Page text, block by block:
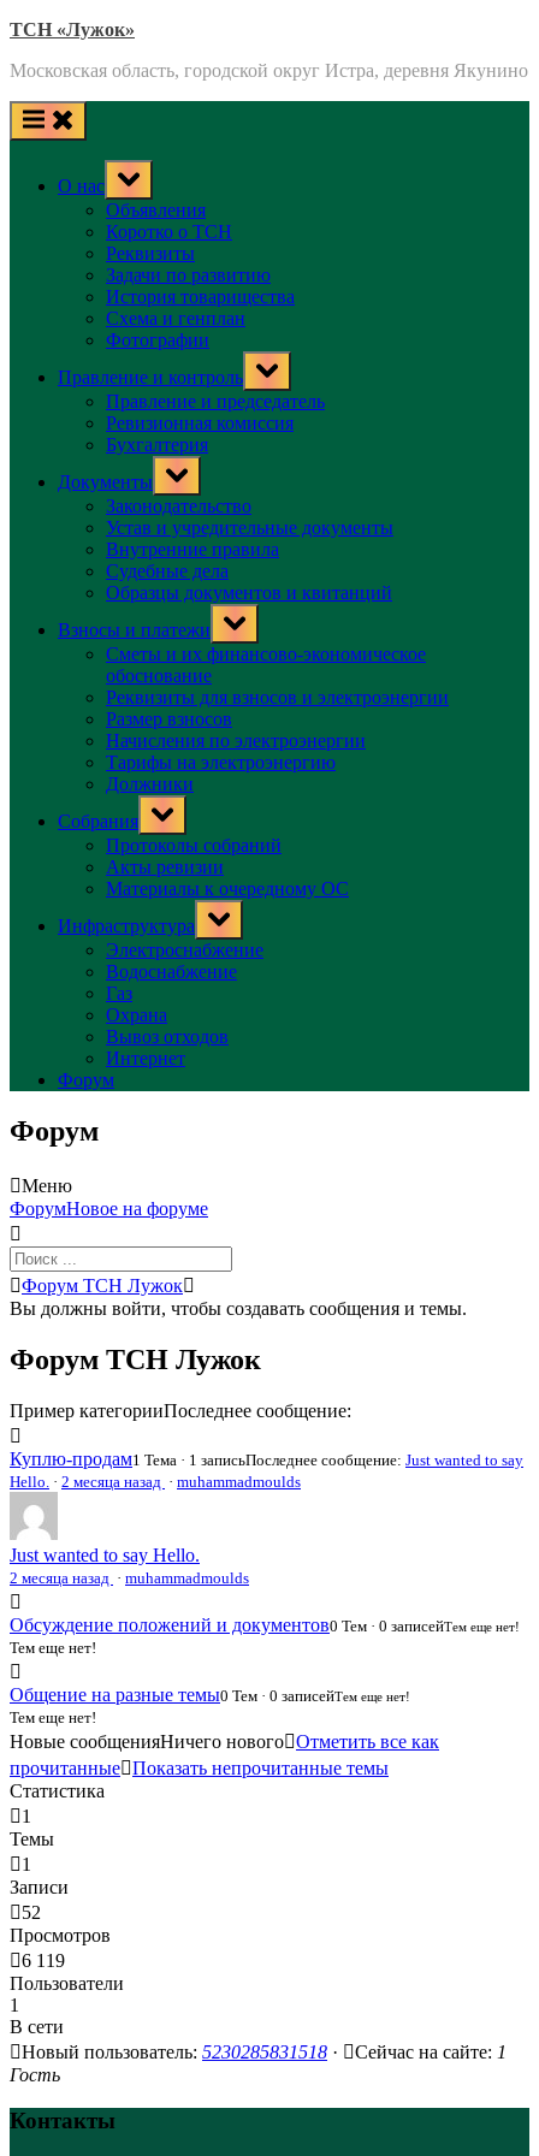
Skip
content
ТСН «Лужок»
Московская область, городской округ Истра, деревня Якунино
О нас
Toggle
sub-
menu
Объявления
Коротко о ТСН
Реквизиты
Задачи по развитию
История товарищества
Схема и генплан
Фотографии
Правление и контроль
Toggle
sub-
menu
Правление и председатель
Ревизионная комиссия
Бухгалтерия
Документы
Toggle
sub-
menu
Законодательство
Устав и учредительные документы
Внутренние правила
Судебные дела
Образцы документов и квитанций
Взносы и платежи
Toggle
sub-
menu
Сметы и их финансово-экономическое
обоснование
Реквизиты для взносов и электроэнергии
Размер взносов
Начисления по электроэнергии
Тарифы на электроэнергию
Должники
Собрания
Toggle
sub-
menu
Протоколы собраний
Акты ревизии
Материалы к очередному ОС
Инфраструктура
Toggle
sub-
menu
Электроснабжение
Водоснабжение
Газ
Охрана
Вывоз отходов
Интернет
Форум
Форум
Меню
Навигация
Форума
ФорумНовое на форуме
Форум
breadcrumbs
Вы
здесь:
Форум ТСН Лужок
Вы должны войти, чтобы создавать сообщения и темы.
Форум ТСН Лужок
Пример категорииПоследнее сообщение:
Куплю-продам1 Тема · 1 записьПоследнее сообщение: Just wanted to say
Hello. · 2 месяца назад · muhammadmoulds
Just wanted to say Hello.
2 месяца назад · muhammadmoulds
Обсуждение положений и документов0 Тем · 0 записейТем еще нет!
Тем еще нет!
Общение на разные темы0 Тем · 0 записейТем еще нет!
Тем еще нет!
Новые сообщенияНичего нового Отметить все как
прочитанные Показать непрочитанные темы
Статистика
1
Темы
1
Записи
52
Просмотров
6 119
Пользователи
1
В сети
Новый пользователь: 5230285831518 · Сейчас на сайте: 1
Гость
Контакты